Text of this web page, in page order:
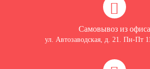
Самовывоз из офиса
ул. Автозаводская, д. 21. Пн-Пт